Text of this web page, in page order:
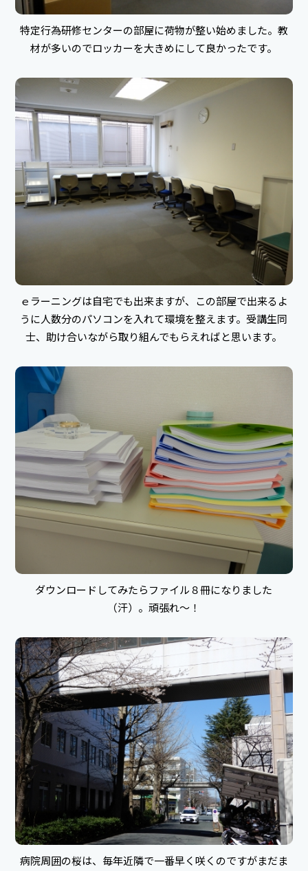
特定行為研修センターの部屋に荷物が整い始めました。教
材が多いのでロッカーを大きめにして良かったです。
ｅラーニングは自宅でも出来ますが、この部屋で出来るよ
うに人数分のパソコンを入れて環境を整えます。受講生同
士、助け合いながら取り組んでもらえればと思います。
ダウンロードしてみたらファイル８冊になりました
（汗）。頑張れ～！
病院周囲の桜は、毎年近隣で一番早く咲くのですがまだま